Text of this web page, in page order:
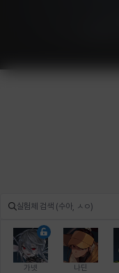
가넷 나딘